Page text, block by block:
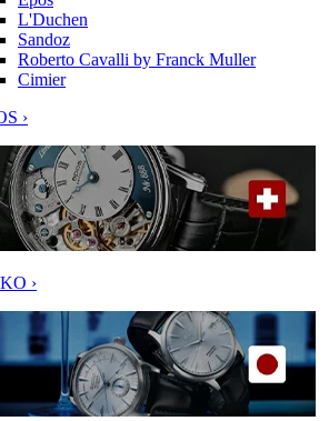
L'Duchen
Sandoz
Roberto Cavalli by Franck Muller
Cimier
›
›